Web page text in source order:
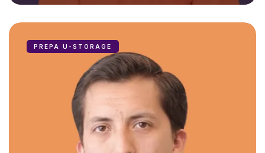
PREPA U-STORAGE